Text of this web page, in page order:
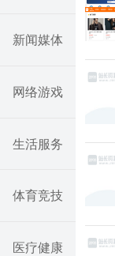
新闻媒体
网络游戏
生活服务
体育竞技
医疗健康